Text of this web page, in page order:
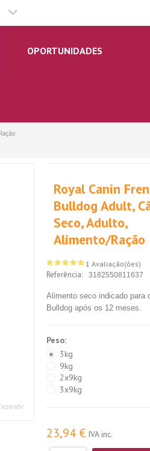
OPORTUNIDADES
Royal Canin
Bulldog Adult,
Seco, Adulto,
Alimento/Ração
1 Avaliação(ões)
Referência: 3182550811637
Alimento seco indicado para
Bulldog após os 12 meses.
Peso:
3kg
9kg
2x9kg
3x9kg
23,94 € IVA inc.